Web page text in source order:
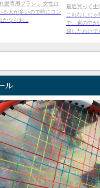
髪専用ブラシ」 女性は
る人が多いので特にロン
かなりお...
った
最近買って生
これなしじゃ
で、家の中が
越したわけで
ル